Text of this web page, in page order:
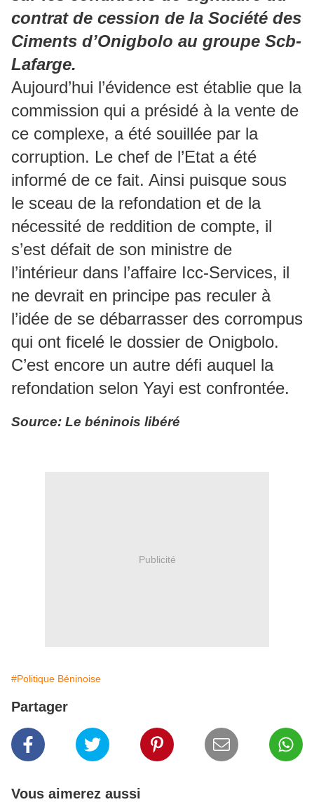
contrat de cession de la Société des
Ciments d’Onigbolo au groupe Scb-
Lafarge.
Aujourd’hui l’évidence est établie que la
commission qui a présidé à la vente de
ce complexe, a été souillée par la
corruption. Le chef de l’Etat a été
informé de ce fait. Ainsi puisque sous
le sceau de la refondation et de la
nécessité de reddition de compte, il
s’est défait de son ministre de
l’intérieur dans l’affaire Icc-Services, il
ne devrait en principe pas reculer à
l’idée de se débarrasser des corrompus
qui ont ficelé le dossier de Onigbolo.
C’est encore un autre défi auquel la
refondation selon Yayi est confrontée.
Source: Le béninois libéré
Publicité
#Politique Béninoise
Partager
Vous aimerez aussi